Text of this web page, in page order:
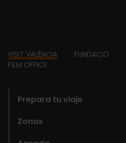
Footer
VISIT VALÈNCIA FUNDACIÓ
FILM OFFICE
Prepara tu viaje
Zonas